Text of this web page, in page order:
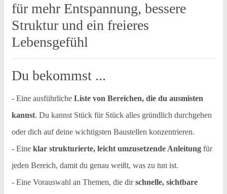
für mehr Entspannung, bessere
Struktur und ein freieres
Lebensgefühl
Du bekommst ...
- Eine ausführliche Liste von Bereichen, die du ausmisten
kannst. Du kannst Stück für Stück alles gründlich durchgehen
oder dich auf deine wichtigsten Baustellen konzentrieren.
- Eine klar strukturierte, leicht umzusetzende Anleitung für
jeden Bereich, damit du genau weißt, was zu tun ist.
- Eine Vorauswahl an Themen, die dirschnelle, sichtbare